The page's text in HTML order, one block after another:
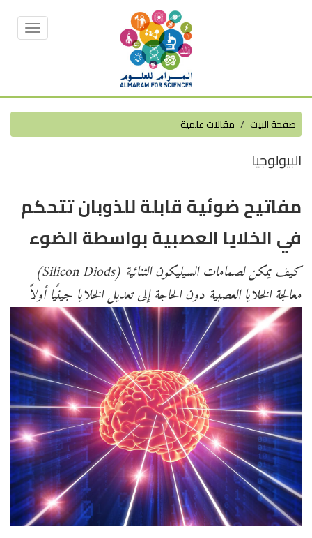
Toggle
صفحة البيت مقالات علمية
البيولوجيا
مفاتيح ضوئية قابلة للذوبان تتحكم
في الخلايا العصبية بواسطة الضوء
كيف يمكن لصمامات السيليكون الثنائية (Silicon Diods)
معالجة الخلايا العصبية دون الحاجة إلى تعديل الخلايا جينيًا أولاً